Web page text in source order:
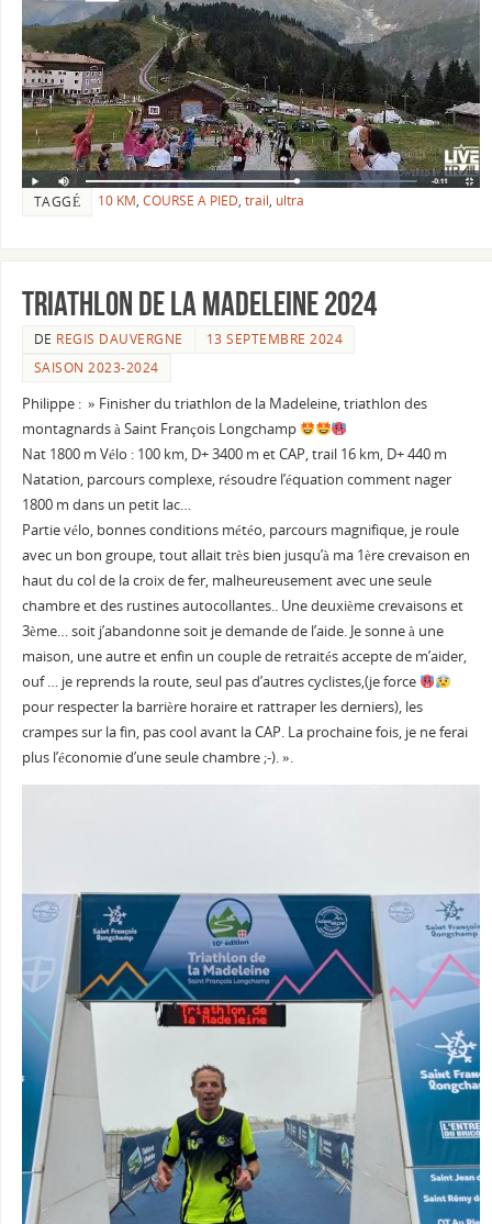
TAGGÉ 10 KM,COURSE A PIED,trail, ultra
Triathlon de La Madeleine 2024
DE REGIS DAUVERGNE
13 SEPTEMBRE 2024
SAISON 2023-2024
Philippe : » Finisher du triathlon de la Madeleine, triathlon des
montagnards à Saint François Longchamp
Nat 1800 m Vélo : 100 km, D+ 3400 m et CAP, trail 16 km, D+ 440 m
Natation, parcours complexe, résoudre l’équation comment nager
1800 m dans un petit lac…
Partie vélo, bonnes conditions météo, parcours magnifique, je roule
avec un bon groupe, tout allait très bien jusqu’à ma 1ère crevaison en
haut du col de la croix de fer, malheureusement avec une seule
chambre et des rustines autocollantes.. Une deuxième crevaisons et
3ème… soit j’abandonne soit je demande de l’aide. Je sonne à une
maison, une autre et enfin un couple de retraités accepte de m’aider,
ouf … je reprends la route, seul pas d’autres cyclistes,(je force
pour respecter la barrière horaire et rattraper les derniers), les
crampes sur la fin, pas cool avant la CAP. La prochaine fois, je ne ferai
plus l’économie d’une seule chambre ;-). ».